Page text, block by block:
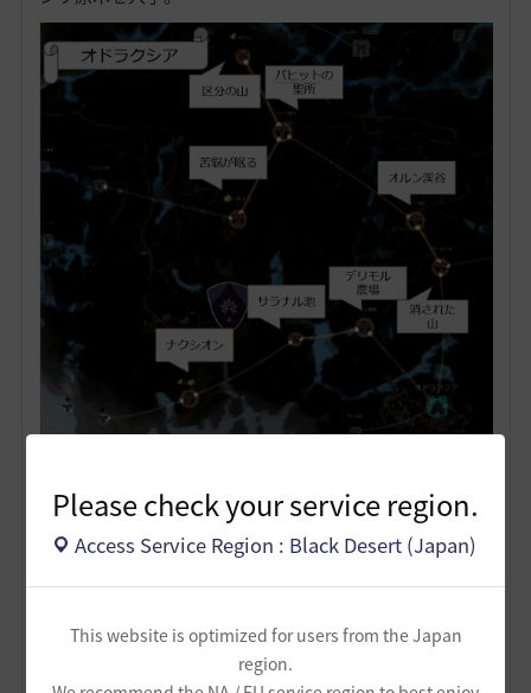
Please check your service region.
Access Service Region : Black Desert (Japan)
This website is optimized for users from the Japan
region.
木に派遣してもよい。
以上です。余裕があったら追加で繋ぎましょう。
ザンナック-日本